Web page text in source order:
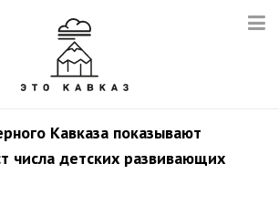
Кавказа показывают
числа детских развивающих